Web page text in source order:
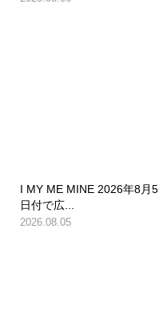
I MY ME MINE 2026年8月5
日付で広...
2026.08.05